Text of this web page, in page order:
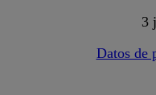
3
Datos de